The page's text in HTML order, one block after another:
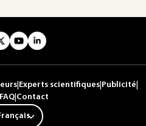
Experts scientifiques Publicité
| Contact